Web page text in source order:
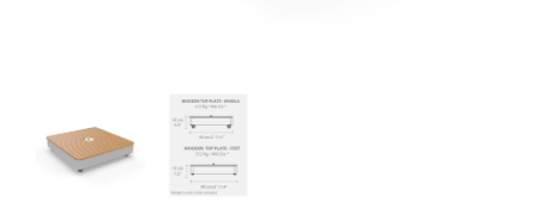
Beschermhoezen